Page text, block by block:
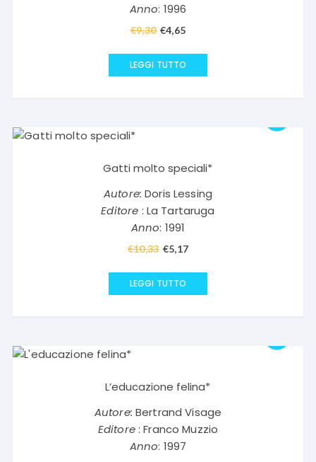
Anno: 1996
€9,30 Il
originale
€4,65Il
attuale
LEGGI TUTTO
Gatti molto speciali*
Autore: Doris Lessing
Editore : La Tartaruga
Anno: 1991
€10,33 Il
originale
€5,17Il
LEGGI TUTTO
L’educazione felina*
Autore: Bertrand Visage
Editore: Franco Muzzio
Anno: 1997